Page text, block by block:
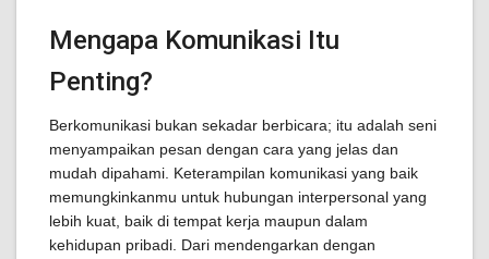
Mengapa Komunikasi Itu
Penting?
Berkomunikasi bukan sekadar berbicara; itu adalah seni
menyampaikan pesan dengan cara yang jelas dan
mudah dipahami. Keterampilan komunikasi yang baik
memungkinkanmu untuk hubungan interpersonal yang
lebih kuat, baik di tempat kerja maupun dalam
kehidupan pribadi. Dari mendengarkan dengan